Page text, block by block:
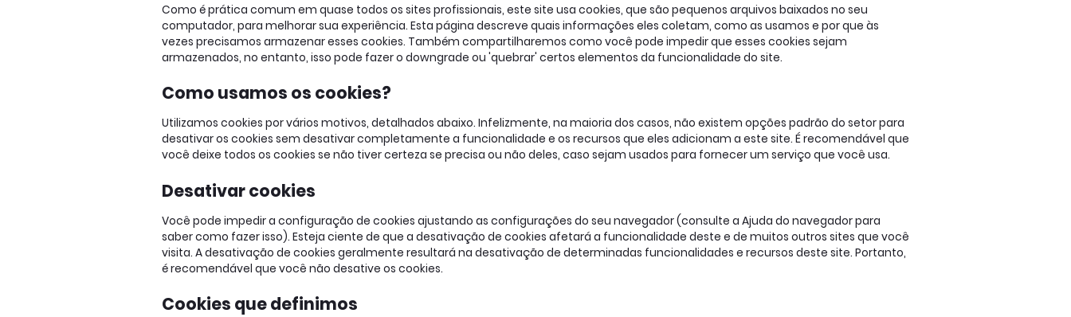
Como é prática comum em quase todos os sites profissionais, este site usa cookies, que são pequenos arquivos baixados no seu
computador, para melhorar sua experiência. Esta página descreve quais informações eles coletam, como as usamos e por que às
vezes precisamos armazenar esses cookies. Também compartilharemos como você pode impedir que esses cookies sejam
armazenados, no entanto, isso pode fazer o downgrade ou 'quebrar' certos elementos da funcionalidade do site.
Como usamos os cookies?
Utilizamos cookies por vários motivos, detalhados abaixo. Infelizmente, na maioria dos casos, não existem opções padrão do setor para
desativar os cookies sem desativar completamente a funcionalidade e os recursos que eles adicionam a este site. É recomendável que
você deixe todos os cookies se não tiver certeza se precisa ou não deles, caso sejam usados ​​para fornecer um serviço que você usa.
Desativar cookies
Você pode impedir a configuração de cookies ajustando as configurações do seu navegador (consulte a Ajuda do navegador para
saber como fazer isso). Esteja ciente de que a desativação de cookies afetará a funcionalidade deste e de muitos outros sites que você
visita. A desativação de cookies geralmente resultará na desativação de determinadas funcionalidades e recursos deste site. Portanto,
é recomendável que você não desative os cookies.
Cookies que definimos